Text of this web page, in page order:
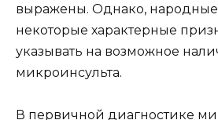
выражены. Однако, народные
некоторые характерные
указывать на возможное
микроинсульта.
В первичной диагностике